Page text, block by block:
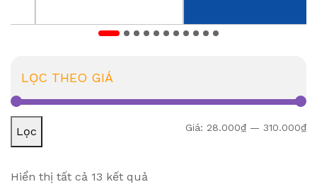
LỌC THEO GIÁ
Lọc Giá: 28.000₫ — 310.000₫
Hiển thị tất cả 13 kết quả